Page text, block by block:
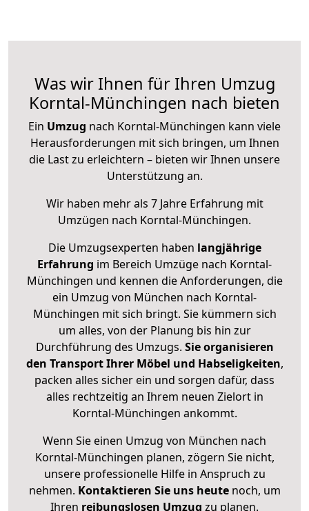
Was wir Ihnen für Ihren Umzug
Korntal-Münchingen nach bieten
Ein Umzug nach Korntal-Münchingen kann viele
Herausforderungen mit sich bringen, um Ihnen
die Last zu erleichtern – bieten wir Ihnen unsere
Unterstützung an.
Wir haben mehr als 7 Jahre Erfahrung mit
Umzügen nach Korntal-Münchingen.
Die Umzugsexperten haben langjährige
Erfahrung im Bereich Umzüge nach Korntal-
Münchingen und kennen die Anforderungen, die
ein Umzug von München nach Korntal-
Münchingen mit sich bringt. Sie kümmern sich
um alles, von der Planung bis hin zur
Durchführung des Umzugs. Sie organisieren
den Transport Ihrer Möbel und Habseligkeiten,
packen alles sicher ein und sorgen dafür, dass
alles rechtzeitig an Ihrem neuen Zielort in
Korntal-Münchingen ankommt.
Wenn Sie einen Umzug von München nach
Korntal-Münchingen planen, zögern Sie nicht,
unsere professionelle Hilfe in Anspruch zu
nehmen. Kontaktieren Sie uns heutenoch, um
Ihren reibungslosen Umzug zu planen.